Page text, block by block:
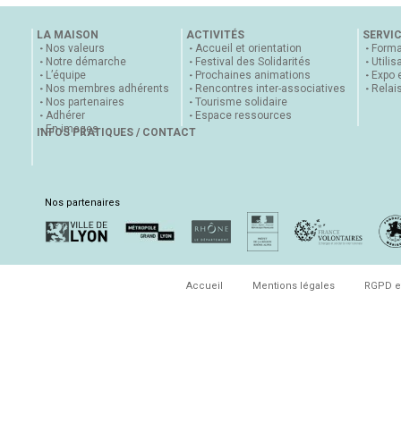
LA MAISON
Nos valeurs
Notre démarche
L’équipe
Nos membres adhérents
Nos partenaires
Adhérer
En images
ACTIVITÉS
Accueil et orientation
Festival des Solidarités
Prochaines animations
Rencontres inter-associatives
Tourisme solidaire
Espace ressources
Expo
INFOS PRATIQUES / CONTACT
Nos partenaires
Accueil Mentions légales RGPD